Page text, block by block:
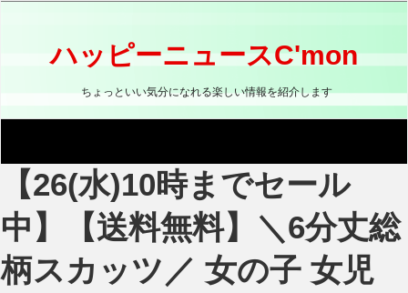
ス
ッ
ハッピーニュースC'mon
ちょっといい気分になれる楽しい情報を紹介します
【26(水)10時までセール
中】【送料無料】＼6分丈総
柄スカッツ／ 女の子 女児